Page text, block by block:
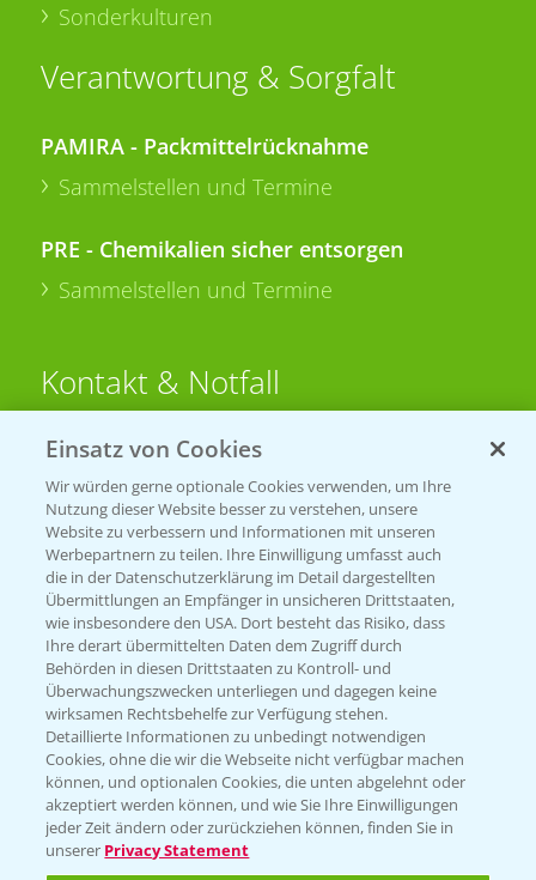
Sonderkulturen
Verantwortung & Sorgfalt
PAMIRA - Packmittelrücknahme
Sammelstellen und Termine
PRE - Chemikalien sicher entsorgen
Sammelstellen und Termine
Kontakt & Notfall
Beratung auf WhatsApp
T.+49 (0)174 346 564 1
KONTAKT
Hilfe in Notfällen
T.+49 (0)214/30-20220
Folgen Sie uns
Einsatz von Cookies
Wir würden gerne optionale Cookies verwenden, um Ihre
Nutzung dieser Website besser zu verstehen, unsere
Website zu verbessern und Informationen mit unseren
Werbepartnern zu teilen. Ihre Einwilligung umfasst auch
die in der Datenschutzerklärung im Detail dargestellten
Übermittlungen an Empfänger in unsicheren Drittstaaten,
wie insbesondere den USA. Dort besteht das Risiko, dass
Ihre derart übermittelten Daten dem Zugriff durch
Behörden in diesen Drittstaaten zu Kontroll- und
Überwachungszwecken unterliegen und dagegen keine
wirksamen Rechtsbehelfe zur Verfügung stehen.
Detaillierte Informationen zu unbedingt notwendigen
Cookies, ohne die wir die Webseite nicht verfügbar machen
können, und optionalen Cookies, die unten abgelehnt oder
akzeptiert werden können, und wie Sie Ihre Einwilligungen
jeder Zeit ändern oder zurückziehen können, finden Sie in
unserer Privacy Statement